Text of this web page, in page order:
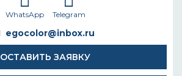
WhatsApp Telegram
egocolor@inbox.ru
ОСТАВИТЬ ЗАЯВКУ